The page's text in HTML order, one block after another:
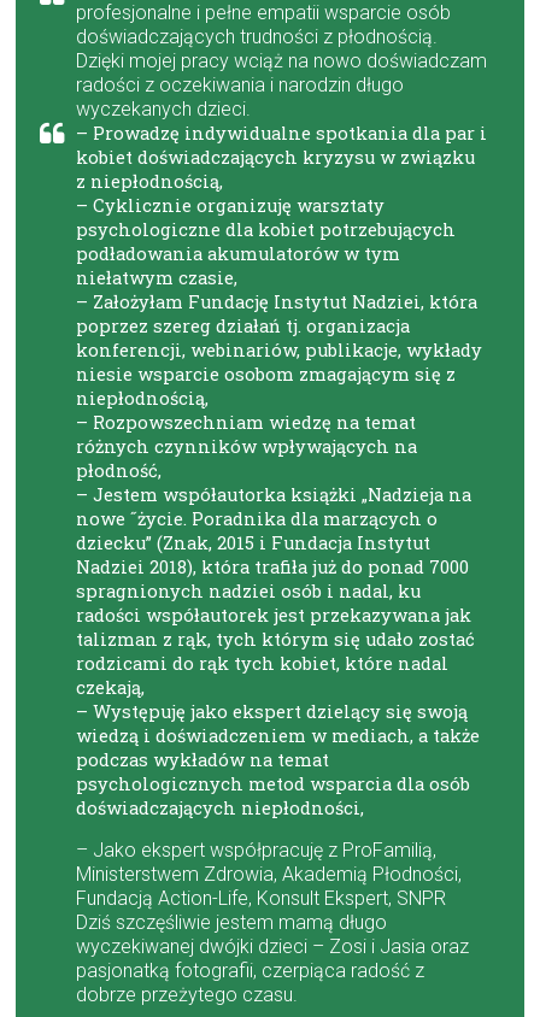
profesjonalne i pełne empatii wsparcie osób
doświadczających trudności z płodnością.
Dzięki mojej pracy wciąż na nowo doświadczam
radości z oczekiwania i narodzin długo
wyczekanych dzieci.
– Prowadzę indywidualne spotkania dla par i
kobiet doświadczających kryzysu w związku
z niepłodnością,
– Cyklicznie organizuję warsztaty
psychologiczne dla kobiet potrzebujących
podładowania akumulatorów w tym
niełatwym czasie,
– Założyłam Fundację Instytut Nadziei, która
poprzez szereg działań tj. organizacja
konferencji, webinariów, publikacje, wykłady
niesie wsparcie osobom zmagającym się z
niepłodnością,
– Rozpowszechniam wiedzę na temat
różnych czynników wpływających na
płodność,
– Jestem współautorka książki „Nadzieja na
nowe ˝życie. Poradnika dla marzących o
dziecku” (Znak, 2015 i Fundacja Instytut
Nadziei 2018), która trafiła już do ponad 7000
spragnionych nadziei osób i nadal, ku
radości współautorek jest przekazywana jak
talizman z rąk, tych którym się udało zostać
rodzicami do rąk tych kobiet, które nadal
czekają,
– Występuję jako ekspert dzielący się swoją
wiedzą i doświadczeniem w mediach, a także
podczas wykładów na temat
psychologicznych metod wsparcia dla osób
doświadczających niepłodności,
– Jako ekspert współpracuję z ProFamilią,
Ministerstwem Zdrowia, Akademią Płodności,
Fundacją Action-Life, Konsult Ekspert, SNPR
Dziś szczęśliwie jestem mamą długo
wyczekiwanej dwójki dzieci – Zosi i Jasia oraz
pasjonatką fotografii, czerpiąca radość z
dobrze przeżytego czasu.